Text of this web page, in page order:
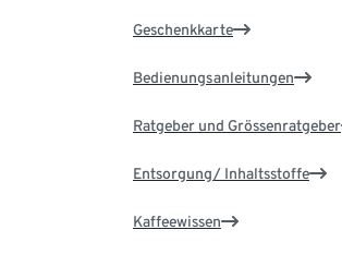
Geschenkkarte
Bedienungsanleitungen
Ratgeber und Grössenratgeber
Entsorgung/ Inhaltsstoffe
Kaffeewissen